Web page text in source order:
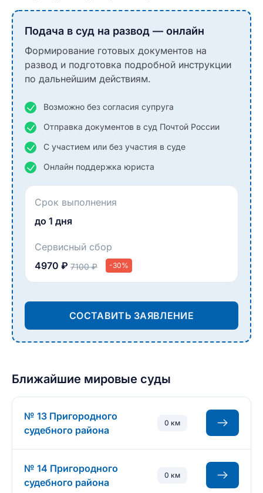
Подача в суд на развод — онлайн
Формирование готовых документов на
развод и подготовка подробной инструкции
по дальнейшим действиям.
Возможно без согласия супруга
Отправка документов в суд Почтой России
С участием или без участия в суде
Онлайн поддержка юриста
Срок выполнения
до 1 дня
Сервисный сбор
4970 ₽ 7100 ₽ -30%
СОСТАВИТЬ ЗАЯВЛЕНИЕ
Ближайшие мировые суды
№ 13 Пригородного
судебного района
0 км
№ 14 Пригородного
судебного района
0 км